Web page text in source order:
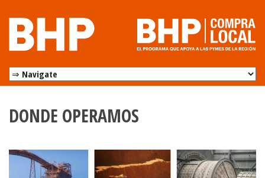
DONDE OPERAMOS